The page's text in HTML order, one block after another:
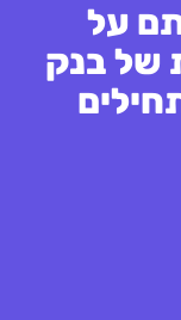
על
של בנק